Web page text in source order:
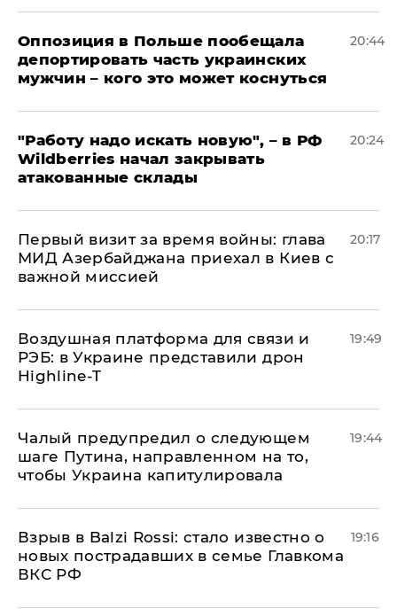
Оппозиция в Польше пообещала
депортировать часть украинских
мужчин – кого это может коснуться
20:44
"Работу надо искать новую", – в РФ
Wildberries начал закрывать
атакованные склады
20:24
Первый визит за время войны: глава
МИД Азербайджана приехал в Киев с
важной миссией
20:17
Воздушная платформа для связи и
РЭБ: в Украине представили дрон
Highline-T
19:49
Чалый предупредил о следующем
шаге Путина, направленном на то,
чтобы Украина капитулировала
19:44
Взрыв в Balzi Rossi: стало известно о
новых пострадавших в семье Главкома
ВКС РФ
19:16